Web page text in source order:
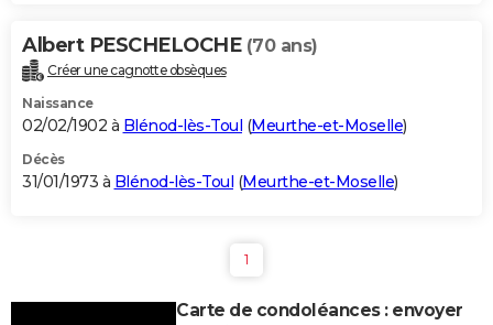
Albert PESCHELOCHE (70 ans)
Créer une cagnotte obsèques
Naissance
02/02/1902 à Blénod-lès-Toul (Meurthe-et-Moselle)
Décès
31/01/1973 à Blénod-lès-Toul (Meurthe-et-Moselle)
1
Carte de condoléances : envoyer